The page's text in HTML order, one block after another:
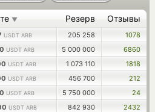
▼ Резерв Отзывы
USDT ARB 205 258
1078
USDT ARB 5 000 000
6860
USDT ARB 1 073 110
1818
USDT ARB 456 700
212
USDT ARB 5 750 000
24
USDT ARB 842 930
2432